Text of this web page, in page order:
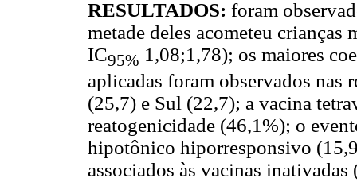
RESULTADOS: foram
metade deles acometeu
IC95% 1,08;1,78); os maiores
aplicadas foram observados
(25,7) e Sul (22,7); a vacina
reatogenicidade (46,1%); o
hipotônico hiporresponsivo
associados às vacinas